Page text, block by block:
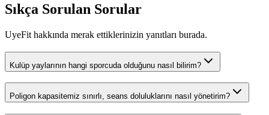
Sıkça Sorulan Sorular
UyeFit hakkında merak ettiklerinizin yanıtları burada.
Kulüp yaylarının hangi sporcuda olduğunu nasıl bilirim?
Poligon kapasitemiz sınırlı, seans doluluklarını nasıl yönetirim?